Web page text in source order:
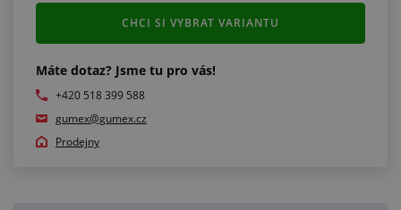
pracovní teplota: -40 °C/+120 °C (max. +100 °C pro
kapaliny v uzavřených systémech)
Splňuje normy:
rozměrové tolerance dle ČSN EN ISO 1307 TYP C
Máte dotaz? Jsme tu pro vás!
+420 518 399 588
gumex@gumex.cz
Prodejny
CHCI SI VYBRAT VARIANTU